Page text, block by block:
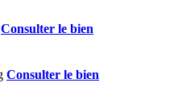
Consulter le bien
Consulter le bien